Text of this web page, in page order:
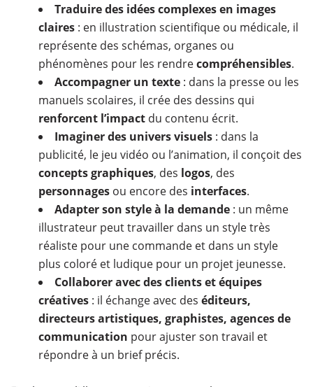
Traduire des idées complexes en images
claires : en illustration scientifique ou médicale, il
représente des schémas, organes ou
phénomènes pour les rendrecompréhensibles.
Accompagner un texte : dans la presse ou les
manuels scolaires, il crée des dessins qui
renforcent l’impact du contenu écrit.
Imaginer des univers visuels : dans la
publicité, le jeu vidéo ou l’animation, il conçoit des
concepts graphiques, des logos, des
personnages ou encore des interfaces.
Adapter son style à la demande : un même
illustrateur peut travailler dans un style très
réaliste pour une commande et dans un style
plus coloré et ludique pour un projet jeunesse.
Collaborer avec des clients et équipes
créatives : il échange avec des éditeurs,
directeurs artistiques, graphistes, agences de
communication pour ajuster son travail et
répondre à un brief précis.